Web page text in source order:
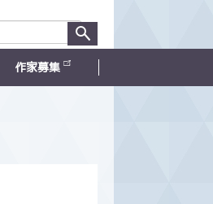
作家募集